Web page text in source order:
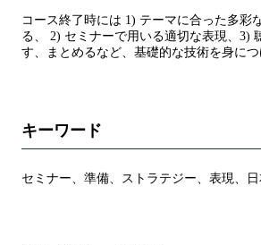
コース終了時には 1) テーマに合った多彩
る、 2) セミナーで用いる適切な表現、3)
す、まとめるなど、基礎的な技術を身につ
キーワード
セミナー、準備、ストラテジー、表現、